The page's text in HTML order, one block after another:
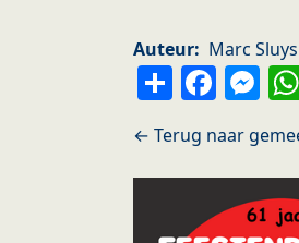
Auteur Marc Sluys
Share